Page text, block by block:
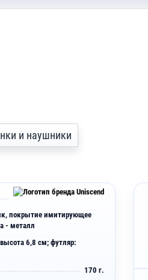
и наушники
покрытие имитирующее
- металл
6,8 см; футляр:
170 г.